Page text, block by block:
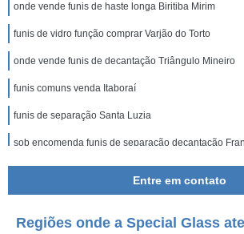
onde vende funis de haste longa Biritiba Mirim
funis de vidro função comprar Varjão do Torto
onde vende funis de decantação Triângulo Mineiro
funis comuns venda Itaboraí
funis de separação Santa Luzia
sob encomenda funis de separação decantação
funis de vidro função comprar Cerro Azul
sob encomenda funis de decantação função Mauá
Entre em contato
Regiões onde a Special Glass